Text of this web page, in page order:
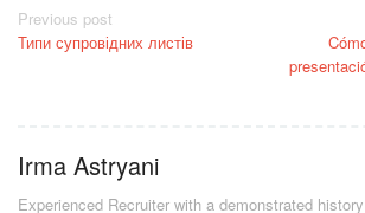
Post
navigation
Previous post
Типи супровідних листів
Irma Astryani
Experienced Recruiter with a demonstrated